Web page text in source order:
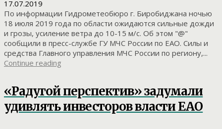
17.07.2019
По информации Гидрометеобюро г. Биробиджана ночью
18 июля 2019 года по области ожидаются сильные дожди
и грозы, усиление ветра до 10-15 м/с. Об этом "@"
сообщили в пресс-службе ГУ МЧС России по ЕАО. Силы и
средства Главного управления МЧС России по региону,...
Continue reading
«Радугой перспектив» задумали
удивлять инвесторов власти ЕАО